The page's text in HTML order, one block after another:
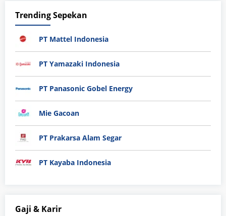
Trending Sepekan
PT Mattel Indonesia
PT Yamazaki Indonesia
PT Panasonic Gobel Energy
Mie Gacoan
PT Prakarsa Alam Segar
PT Kayaba Indonesia
Gaji & Karir